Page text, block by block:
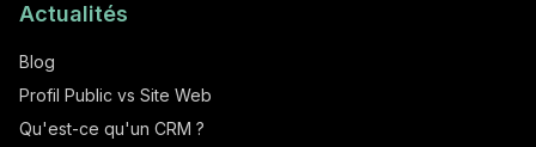
Actualités
Blog
Profil Public vs Site Web
Qu'est-ce qu'un CRM ?